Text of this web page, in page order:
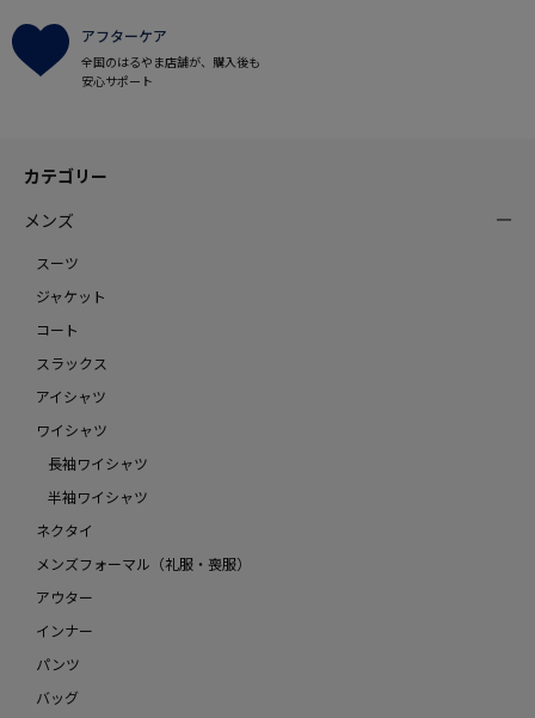
アフターケア
全国のはるやま店舗が、購入後も
安心サポート
カテゴリー
メンズ
スーツ
ジャケット
コート
スラックス
アイシャツ
ワイシャツ
長袖ワイシャツ
半袖ワイシャツ
ネクタイ
メンズフォーマル（礼服・喪服）
アウター
インナー
パンツ
バッグ